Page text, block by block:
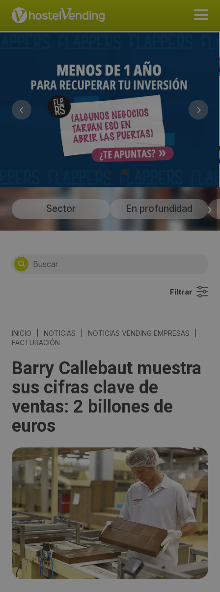
Sector En profundidad
Filtrar
INICIO NOTICIAS NOTICIAS VENDING EMPRESAS
FACTURACIÓN
Barry Callebaut muestra
sus cifras clave de
ventas: 2 billones de
euros